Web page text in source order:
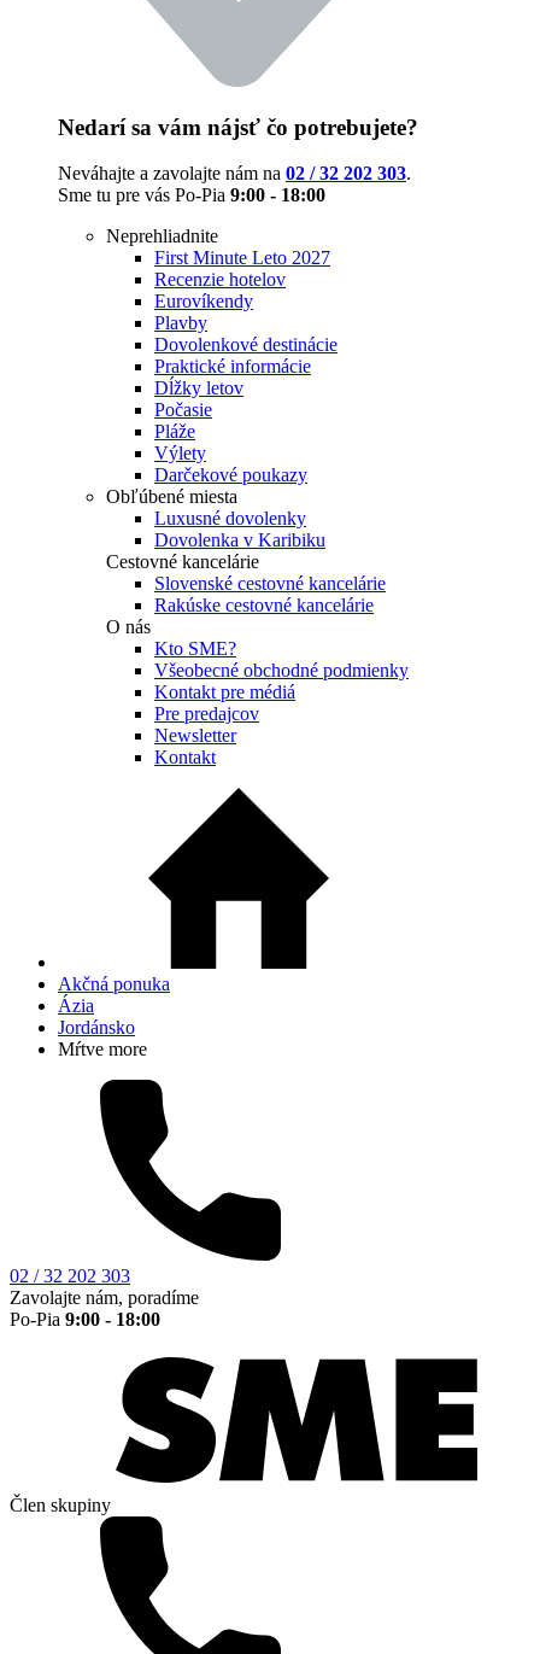
Nedarí sa vám nájsť čo potrebujete?
Neváhajte a zavolajte nám na 02 / 32 202 303.
Sme tu pre vás Po-Pia 9:00 - 18:00
Neprehliadnite
First Minute Leto 2027
Recenzie hotelov
Eurovíkendy
Plavby
Dovolenkové destinácie
Praktické informácie
Dĺžky letov
Počasie
Pláže
Výlety
Darčekové poukazy
Obľúbené miesta
Luxusné dovolenky
Dovolenka v Karibiku
Cestovné kancelárie
Slovenské cestovné kancelárie
Rakúske cestovné kancelárie
O nás
Kto SME?
Všeobecné obchodné podmienky
Kontakt pre médiá
Pre predajcov
Newsletter
Kontakt
Akčná ponuka
Ázia
Jordánsko
Mŕtve more
02 / 32 202 303
Zavolajte nám, poradíme
Po-Pia 9:00 - 18:00
Člen skupiny